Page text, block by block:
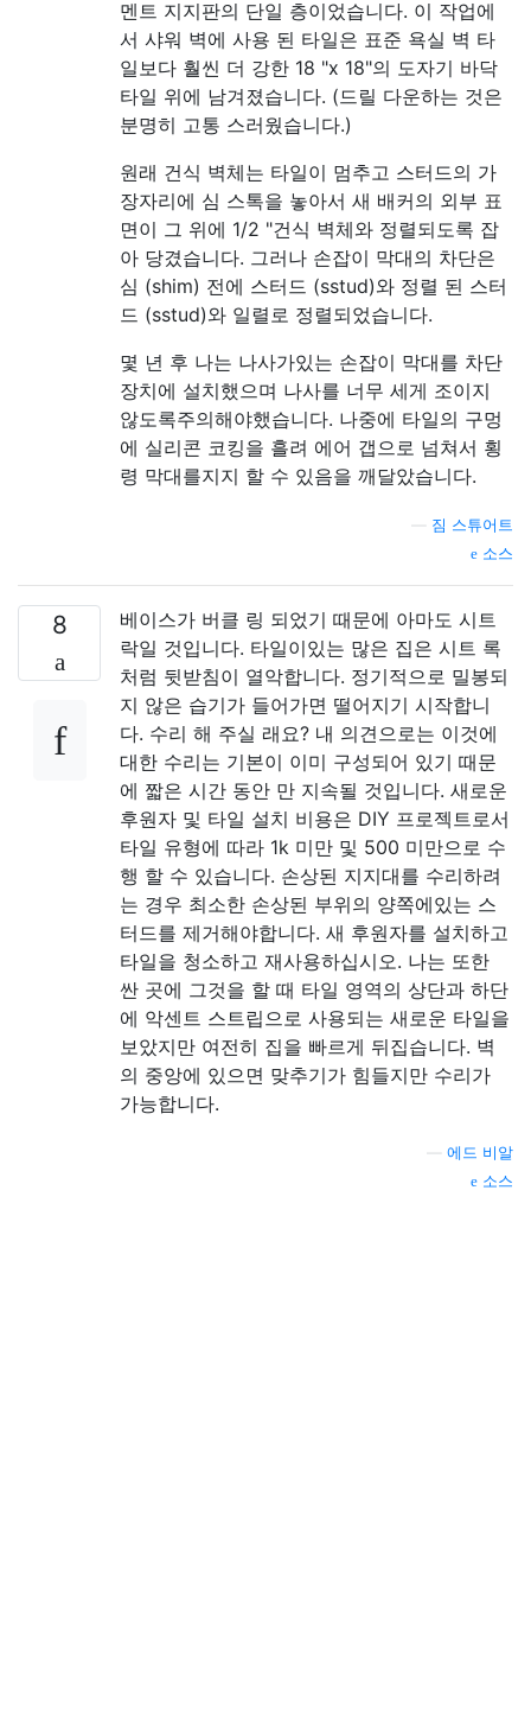
멘트 지지판의 단일 층이었습니다. 이 작업에
서 샤워 벽에 사용 된 타일은 표준 욕실 벽 타
일보다 훨씬 더 강한 18 "x 18"의 도자기 바닥
타일 위에 남겨졌습니다. (드릴 다운하는 것은
분명히 고통 스러웠습니다.)
원래 건식 벽체는 타일이 멈추고 스터드의 가
장자리에 심 스톡을 놓아서 새 배커의 외부 표
면이 그 위에 1/2 "건식 벽체와 정렬되도록 잡
아 당겼습니다. 그러나 손잡이 막대의 차단은
심 (shim) 전에 스터드 (sstud)와 정렬 된 스터
드 (sstud)와 일렬로 정렬되었습니다.
몇 년 후 나는 나사가있는 손잡이 막대를 차단
장치에 설치했으며 나사를 너무 세게 조이지
않도록주의해야했습니다. 나중에 타일의 구멍
에 실리콘 코킹을 흘려 에어 갭으로 넘쳐서 횡
령 막대를지지 할 수 있음을 깨달았습니다.
짐 스튜어트
소스
8
베이스가 버클 링 되었기 때문에 아마도 시트
락일 것입니다. 타일이있는 많은 집은 시트 록
처럼 뒷받침이 열악합니다. 정기적으로 밀봉되
지 않은 습기가 들어가면 떨어지기 시작합니
다. 수리 해 주실 래요? 내 의견으로는 이것에
대한 수리는 기본이 이미 구성되어 있기 때문
에 짧은 시간 동안 만 지속될 것입니다. 새로운
후원자 및 타일 설치 비용은 DIY 프로젝트로서
타일 유형에 따라 1k 미만 및 500 미만으로 수
행 할 수 있습니다. 손상된 지지대를 수리하려
는 경우 최소한 손상된 부위의 양쪽에있는 스
터드를 제거해야합니다. 새 후원자를 설치하고
타일을 청소하고 재사용하십시오. 나는 또한
싼 곳에 그것을 할 때 타일 영역의 상단과 하단
에 악센트 스트립으로 사용되는 새로운 타일을
보았지만 여전히 집을 빠르게 뒤집습니다. 벽
의 중앙에 있으면 맞추기가 힘들지만 수리가
가능합니다.
에드 비알
소스